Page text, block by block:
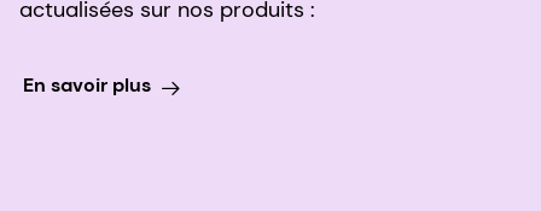
actualisées sur nos produits :
En savoir plus